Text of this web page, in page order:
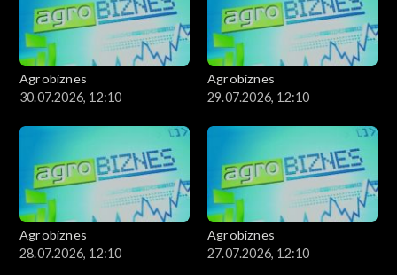
Agrobiznes
30.07.2026, 12:10
Agrobiznes
29.07.2026, 12:10
Agrobiznes
28.07.2026, 12:10
Agrobiznes
27.07.2026, 12:10